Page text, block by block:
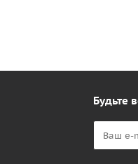
Будьте